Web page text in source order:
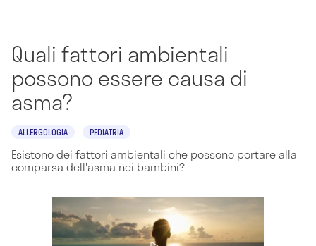
Quali fattori ambientali
possono essere causa di
asma?
ALLERGOLOGIA PEDIATRIA
Esistono dei fattori ambientali che possono portare alla
comparsa dell'asma nei bambini?